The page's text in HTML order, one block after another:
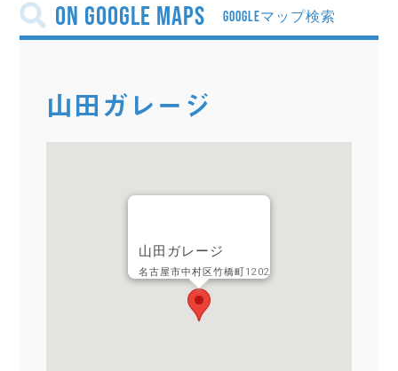
on Google Maps
山田ガレージ
山田ガレージ
名古屋市中村区竹橋町1202